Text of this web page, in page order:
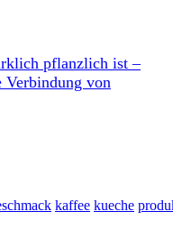
pflanzlich ist –
von
kaffee kueche